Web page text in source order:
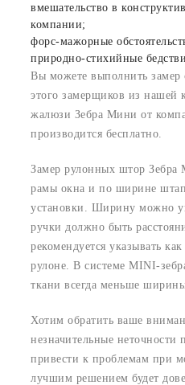
вмешательство в
компании;
форс-мажорные
природно-стихийные
Вы можете выполнить замер
этого замерщиков из нашей
жалюзи Зебра Мини от
производится бесплатно.
Замер рулонных штор Зебра
рамы окна и по ширине
установки. Ширину можно
ручки должно быть
рекомендуется указывать
рулоне. В системе MINI-
ткани всегда меньше
Хотим обратить ваше
незначительные
привести к проблемам при
лучшим решением будет